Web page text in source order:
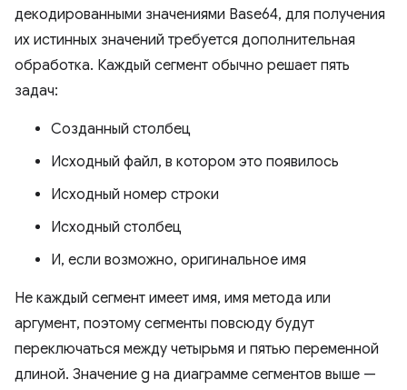
декодированными значениями Base64, для получения
их истинных значений требуется дополнительная
обработка. Каждый сегмент обычно решает пять
задач:
Созданный столбец
Исходный файл, в котором это появилось
Исходный номер строки
Исходный столбец
И, если возможно, оригинальное имя
Не каждый сегмент имеет имя, имя метода или
аргумент, поэтому сегменты повсюду будут
переключаться между четырьмя и пятью переменной
длиной. Значение g на диаграмме сегментов выше —